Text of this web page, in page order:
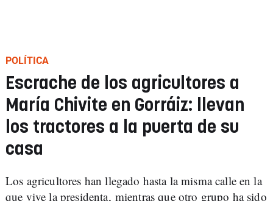
POLÍTICA
Escrache de los agricultores a
María Chivite en Gorráiz: llevan
los tractores a la puerta de su
casa
Los agricultores han llegado hasta la misma calle en la
que vive la presidenta, mientras que otro grupo ha sido